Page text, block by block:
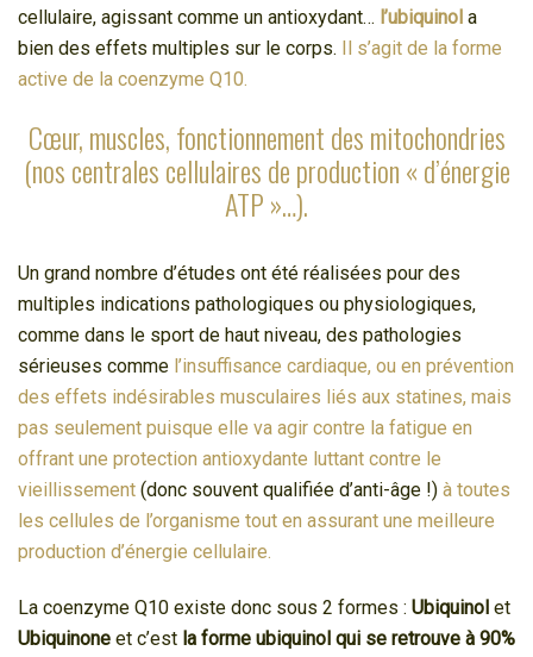
cellulaire, agissant comme un antioxydant… l’ubiquinol a
bien des effets multiples sur le corps.
Il s’agit de la forme
active de la coenzyme Q10.
Cœur, muscles, fonctionnement des mitochondries
(nos centrales cellulaires de production « d’énergie
ATP »…).
Un grand nombre d’études ont été réalisées pour des
multiples indications pathologiques ou physiologiques,
comme dans le sport de haut niveau, des pathologies
sérieuses comme l’insuffisance cardiaque, ou en prévention
des effets indésirables musculaires liés aux statines, mais
pas seulement puisque elle va agir contre la fatigue en
offrant une protection antioxydante luttant contre le
vieillissement (donc souvent qualifiée d’anti-âge !) à toutes
les cellules de l’organisme tout en assurant une meilleure
production d’énergie cellulaire.
La coenzyme Q10 existe donc sous 2 formes : Ubiquinol et
Ubiquinone et c’est la forme ubiquinol qui se retrouve à 90%